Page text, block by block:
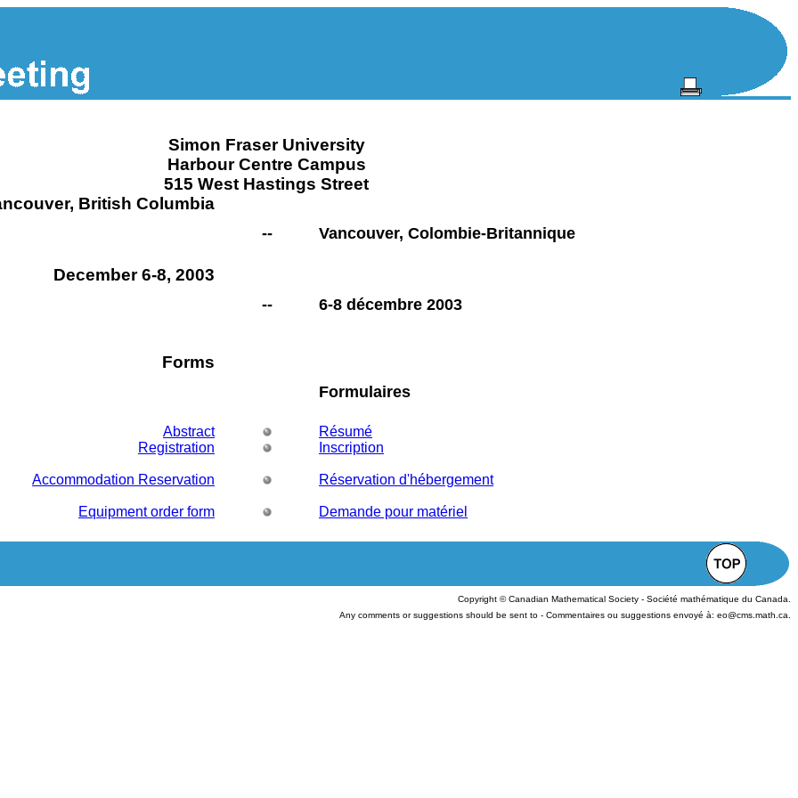
Simon Fraser University
Harbour Centre Campus
515 West Hastings Street
British Columbia
-- Vancouver, Colombie-Britannique
December 6-8, 2003
-- 6-8 décembre 2003
Forms
Formulaires
Abstract
Résumé
Registration
Inscription
Accommodation Reservation Réservation d'hébergement
Equipment order form Demande pour matériel
Copyright © Canadian Mathematical Society - Société mathématique du Canada.
Any comments or suggestions should be sent to - Commentaires ou suggestions envoyé à: eo@cms.math.ca.